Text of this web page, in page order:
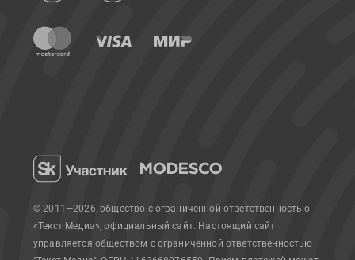
© 2011—2026, общество с ограниченной ответственностью
«Текст Медиа», официальный сайт. Настоящий сайт
управляется обществом с ограниченной ответственностью